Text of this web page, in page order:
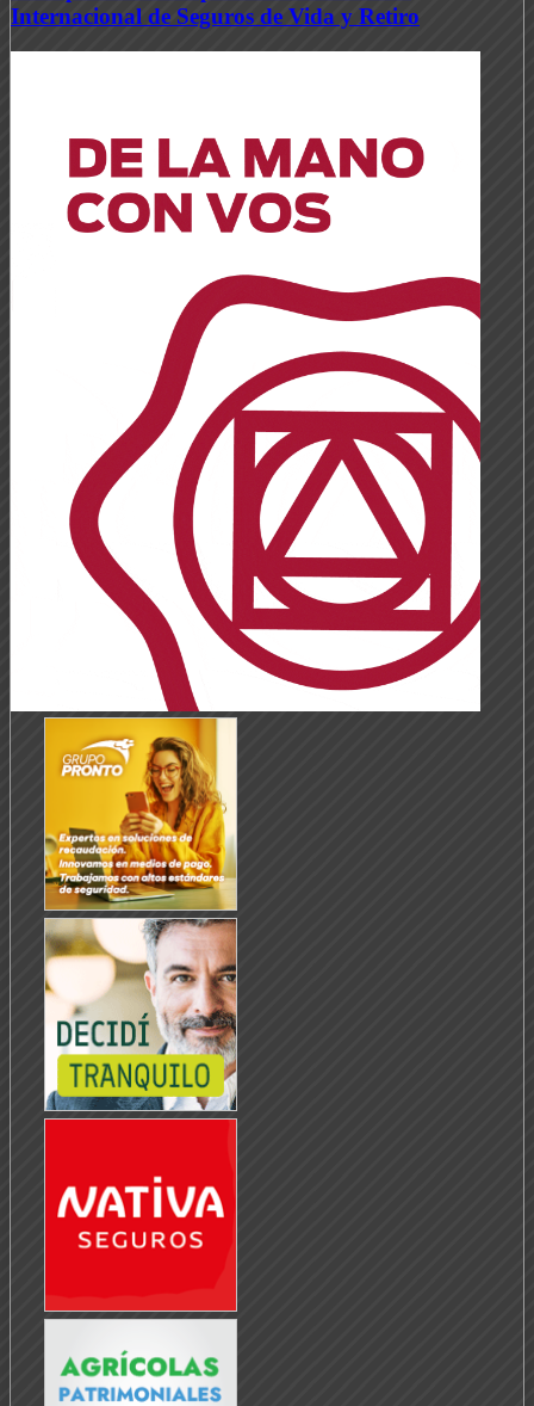
Internacional de Seguros de Vida y Retiro